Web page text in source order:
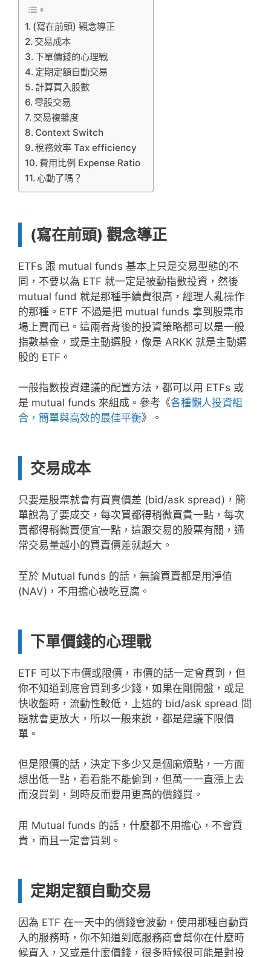
(寫在前頭) 觀念導正
交易成本
下單價錢的心理戰
定期定額自動交易
計算買入股數
零股交易
交易複雜度
Context Switch
稅務效率 Tax efficiency
費用比例 Expense Ratio
心動了嗎？
(寫在前頭) 觀念導正
ETFs 跟 mutual funds 基本上只是交易型態的不
同，不要以為 ETF 就一定是被動指數投資，然後
mutual fund 就是那種手續費很高，經理人亂操作
的那種。ETF 不過是把 mutual funds 拿到股票市
場上賣而已。這兩者背後的投資策略都可以是一般
指數基金，或是主動選股，像是 ARKK 就是主動選
股的 ETF。
一般指數投資建議的配置方法，都可以用 ETFs 或
是 mutual funds 來組成。參考《各種懶人投資組
合，簡單與高效的最佳平衡》。
交易成本
只要是股票就會有買賣價差 (bid/ask spread)，簡
單說為了要成交，每次買都得稍微買貴一點，每次
賣都得稍微賣便宜一點，這跟交易的股票有關，通
常交易量越小的買賣價差就越大。
至於 Mutual funds 的話，無論買賣都是用淨值
(NAV)，不用擔心被吃豆腐。
下單價錢的心理戰
ETF 可以下市價或限價，市價的話一定會買到，但
你不知道到底會買到多少錢，如果在剛開盤，或是
快收盤時，流動性較低，上述的 bid/ask spread 問
題就會更放大，所以一般來說，都是建議下限價
單。
但是限價的話，決定下多少又是個麻煩點，一方面
想出低一點，看看能不能偷到，但萬一一直漲上去
而沒買到，到時反而要用更高的價錢買。
用 Mutual funds 的話，什麼都不用擔心，不會買
貴，而且一定會買到。
定期定額自動交易
因為 ETF 在一天中的價錢會波動，使用那種自動買
入的服務時，你不知道到底服務商會幫你在什麼時
候買入，又或是什麼價錢，很多時候很可能是對投